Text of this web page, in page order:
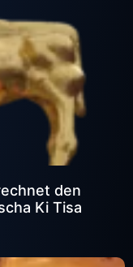
den
Ki Tisa